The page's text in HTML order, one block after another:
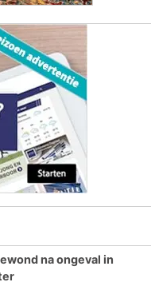
na ongeval in